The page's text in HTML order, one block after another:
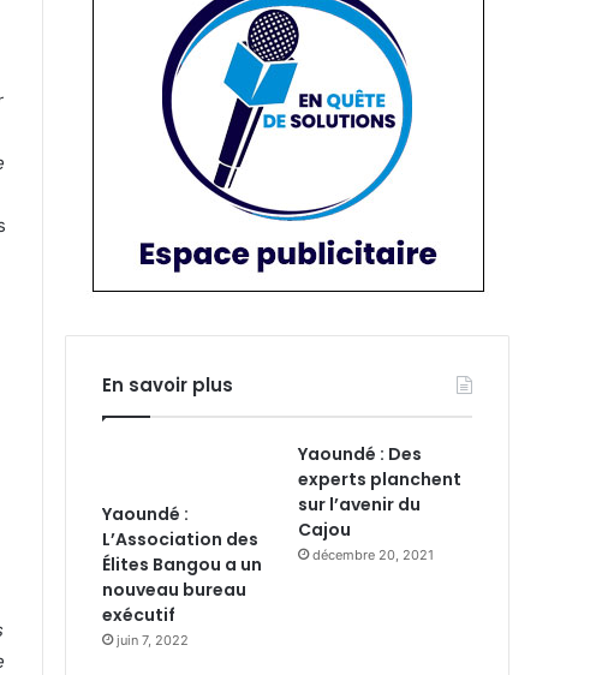
En savoir plus
Yaoundé :
L’Association des
Élites Bangou a un
nouveau bureau
exécutif
juin 7, 2022
Yaoundé : Des
experts planchent
sur l’avenir du
Cajou
décembre 20, 2021